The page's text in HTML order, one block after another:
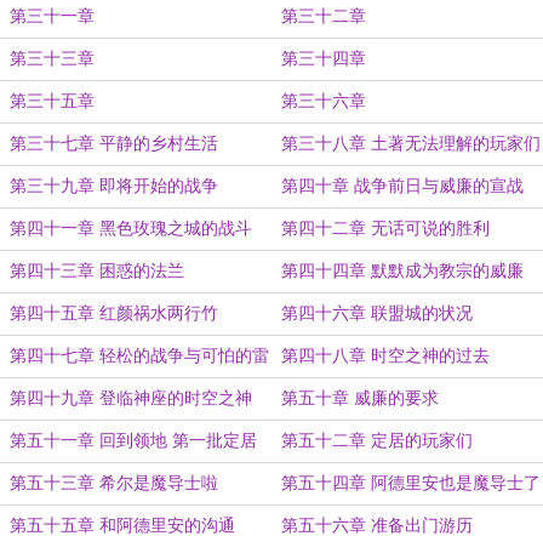
第三十一章 第三十二章
第三十三章 第三十四章
第三十五章 第三十六章
第三十七章 平静的乡村生活 第三十八章 土著无法理解的玩家们
第三十九章 即将开始的战争 第四十章 战争前日与威廉的宣战
第四十一章 黑色玫瑰之城的战斗 第四十二章 无话可说的胜利
第四十三章 困惑的法兰 第四十四章 默默成为教宗的威廉
第四十五章 红颜祸水两行竹 第四十六章 联盟城的状况
第四十七章 轻松的战争与可怕的雷
鸣
第四十八章 时空之神的过去
第四十九章 登临神座的时空之神 第五十章 威廉的要求
第五十一章 回到领地 第一批定居
的玩家
第五十二章 定居的玩家们
第五十三章 希尔是魔导士啦 第五十四章 阿德里安也是魔导士了
第五十五章 和阿德里安的沟通 第五十六章 准备出门游历